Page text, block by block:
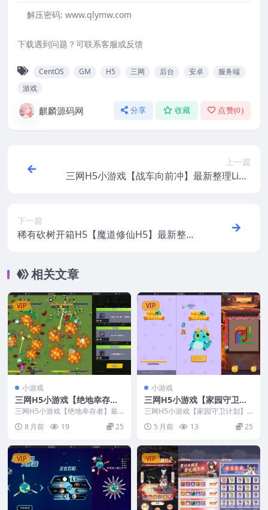
解压密码: www.qlymw.com
下载遇到问题？可联系客服或反馈
CentOS GM H5 三网 后台 安卓
服务端
游戏
麒麟源码网 分享 收藏 点赞(0)
上一篇
三网H5小游戏【战车向前冲】最新整理Linu
下一篇
稀有砍树开箱H5【魔道修仙H5】最新整理C
相关文章
VIP
小游戏
三网H5小游戏【绝地幸存
者】最新整理CentOS手工服
务端+源码+安卓
三网H5小游戏【绝地幸存者】最
新整理CentOS手工服务端+源码
+安卓8 月前 19 25
VIP
小游戏
三网H5小游戏【家园守卫计
划】最新整理Linux手工服务
端+安卓
三网H5小游戏【家园守卫计划】
最新整理Linux手工服务端+安卓
5 月前 13 25
VIP VIP